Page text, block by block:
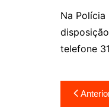
Na
telefone